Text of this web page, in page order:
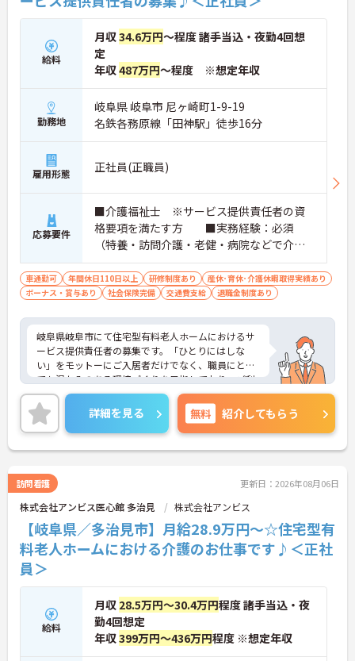
給料
月収34.6万円～程度 諸手当込・夜勤4回想
定
年収487万円～程度 ※想定年収
勤務地
岐阜県 岐阜市 尼ヶ崎町1-9-19
名鉄各務原線「田神駅」徒歩16分
雇用形態 正社員(正職員)
応募要件
■介護福祉士 ※サービス提供責任者の資
格要項を満たす方 ■実務経験：必須
（特養・訪問介護・老健・病院などで介護
の実務経験が3年程度ある方）☆サ責未経験
スタートの実績多数☆
車通勤可 年間休日110日以上 研修制度あり
産休･育休･介護休暇取得実績あり
ボーナス・賞与あり
社会保険完備 交通費支給 退職金制度あり
岐阜県岐阜市にて住宅型有料老人ホームにおけるサ
ービス提供責任者の募集です。「ひとりにはしな
い」をモットーにご入居者だけでなく、職員にとっ
ても温かみのある環境づくりを目指しており、ご利
用者一人ひとりに寄り添ってサービスを提供してい
ただける方を募集しています。サービス提供責任者
の経験がなくスタートされた方も多数いらっしゃい
ます。
ご興味のある方には、面接対策ポイントなど、さら
さい！
詳細を見る 無料 紹介してもらう
訪問看護 更新日：2026年08月06日
株式会社アンビス医心館 多治見 株式会社アンビス
【岐阜県／多治見市】月給28.9万円～☆住宅型有
料老人ホームにおける介護のお仕事です♪＜正社
員＞
給料
月収 28.5万円～30.4万円程度 諸手当込・夜
勤4回想定
年収399万円～436万円程度 ※想定年収